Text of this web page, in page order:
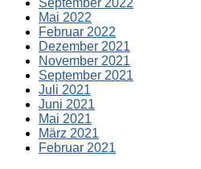
Mai 2022
Februar 2022
Dezember 2021
November 2021
September 2021
Juli 2021
Juni 2021
Mai 2021
März 2021
Februar 2021